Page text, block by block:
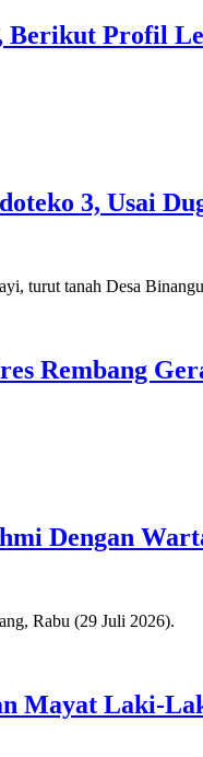
Berikut Profil
3, Usai
Rembang
Dengan
Mayat Laki-